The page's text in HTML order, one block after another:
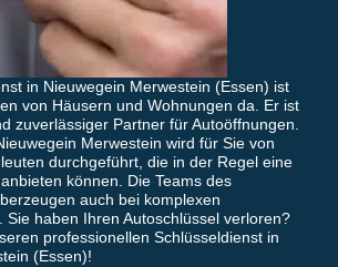
in Nieuwegein Merwestein (Essen) ist
von Häusern und Wohnungen da. Er ist
zuverlässiger Partner für Autoöffnungen.
Merwestein wird für Sie von
durchgeführt, die in der Regel eine
können. Die Teams des
auch bei komplexen
Sie haben Ihren Autoschlüssel verloren?
professionellen Schlüsseldienst in
(Essen)!